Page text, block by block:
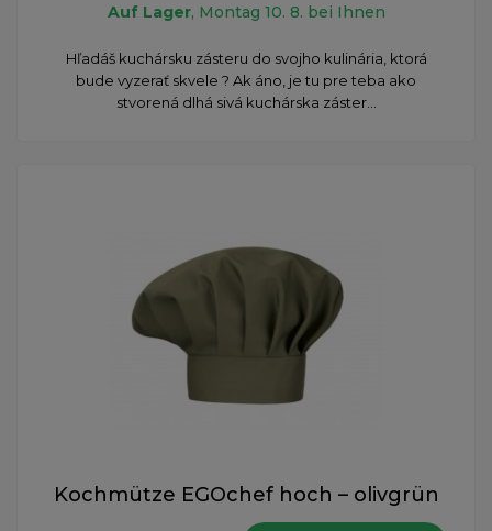
Auf Lager, Montag 10. 8. bei Ihnen
​Hľadáš kuchársku zásteru do svojho kulinária, ktorá
bude vyzerať skvele ? Ak áno, je tu pre teba ako
stvorená dlhá sivá kuchárska záster...
Kochmütze EGOchef hoch – olivgrün